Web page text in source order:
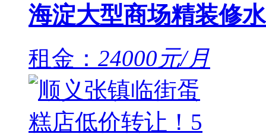
海淀大型商场精装修
租金： 24000元/月